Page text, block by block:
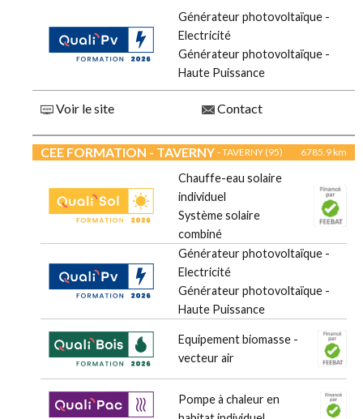
Générateur photovoltaïque -
Electricité
Générateur photovoltaïque -
Haute Puissance
Voir le site Contact
CEE FORMATION - TAVERNY - TAVERNY (95) 6785.9 km
Chauffe-eau solaire
individuel
Système solaire
combiné
Générateur photovoltaïque -
Electricité
Générateur photovoltaïque -
Haute Puissance
Equipement biomasse -
vecteur air
Pompe à chaleur en